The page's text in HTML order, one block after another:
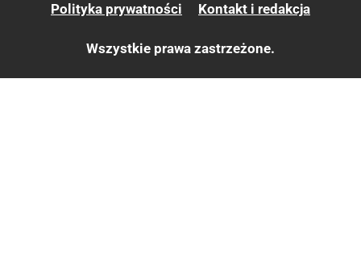
Polityka prywatności Kontakt i redakcja
Wszystkie prawa zastrzeżone.